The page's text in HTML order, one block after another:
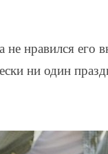
не нравился его
ни один